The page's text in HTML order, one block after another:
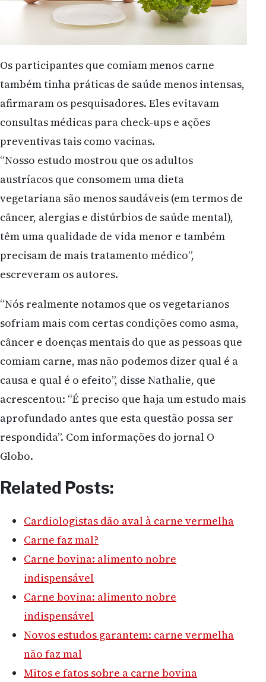
Os participantes que comiam menos carne
também tinha práticas de saúde menos intensas,
afirmaram os pesquisadores. Eles evitavam
consultas médicas para check-ups e ações
preventivas tais como vacinas.
“Nosso estudo mostrou que os adultos
austríacos que consomem uma dieta
vegetariana são menos saudáveis ​​(em termos de
câncer, alergias e distúrbios de saúde mental),
têm uma qualidade de vida menor e também
precisam de mais tratamento médico”,
escreveram os autores.
“Nós realmente notamos que os vegetarianos
sofriam mais com certas condições como asma,
câncer e doenças mentais do que as pessoas que
comiam carne, mas não podemos dizer qual é a
causa e qual é o efeito”, disse Nathalie, que
acrescentou: “É preciso que haja um estudo mais
aprofundado antes que esta questão possa ser
respondida”. Com informações do jornal O
Globo.
Related Posts:
Cardiologistas dão aval à carne vermelha
Carne faz mal?
Carne bovina: alimento nobre
indispensável
Carne bovina: alimento nobre
indispensável
Novos estudos garantem: carne vermelha
não faz mal
Mitos e fatos sobre a carne bovina